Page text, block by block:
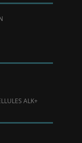
ALK+